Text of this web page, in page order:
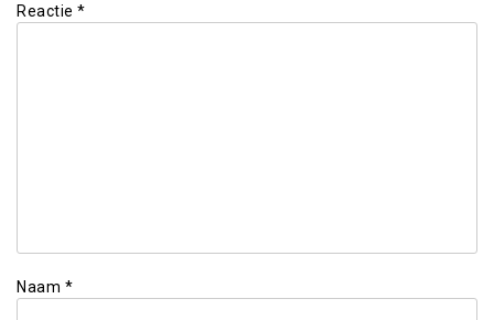
Reactie *
Naam *